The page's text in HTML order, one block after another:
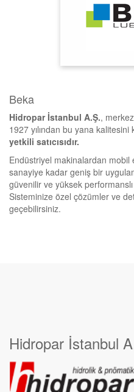
Beka
Hidropar İstanbul A.Ş.,
1927 yılından bu yana kalitesini
yetkili satıcısıdır.
Endüstriyel makinalardan mobil
sanayiye kadar geniş bir
güvenilir ve yüksek
Sisteminize özel çözümler ve
geçebilirsiniz.
Hidropar İstanbul